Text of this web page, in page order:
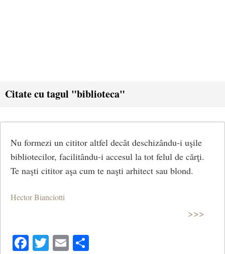
Citate cu tagul "biblioteca"
Nu formezi un cititor altfel decât deschizându-i uşile
bibliotecilor, facilitându-i accesul la tot felul de cărţi.
Te naşti cititor aşa cum te naşti arhitect sau blond.
Hector Bianciotti
>>>
Facebook
Twitter
Email